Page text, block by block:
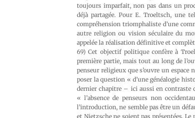
toujours imparfait, non pas dans un
déjà partagée. Pour E. Troeltsch, une
compréhension triomphaliste d’une
autre religion ou vision séculaire du
appelée la réalisation définitive et
69) Cet objectif politique confère à
première partie, mais tout au long de
penseur religieux que s’ouvre un
poser la question « d’une généalogie
dernier chapitre – ici aussi en contraste
« l’absence de penseurs non
l’introduction, ne semble pas être un
et Nietzsche ne soient pas présentées.